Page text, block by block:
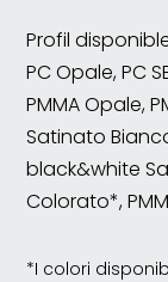
Profil
PC Opale, PC
PMMA Opale,
Satinato
black&white
Colorato*,
*I colori